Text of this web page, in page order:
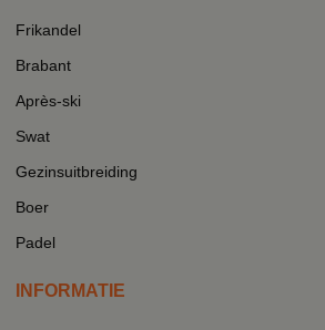
Frikandel
Brabant
Après-ski
Swat
Gezinsuitbreiding
Boer
Padel
INFORMATIE